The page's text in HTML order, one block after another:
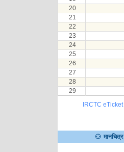
20
21
22
23
24
25
26
27
28
29
IRCTC eTicket
मानचित्र